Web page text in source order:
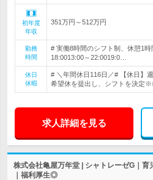
初年度
年収
351万円～512万円
勤務
時間
# 実働8時間のシフト制、休憩1
18:0013:00～22:0019:0…
休日
休暇
# ＼年間休日116日／# 【休日】
希望休を提出し、シフトを決定※
求人詳細を見る
株式会社亀屋万年堂 | シャトレーゼG｜育
｜福利厚生◎